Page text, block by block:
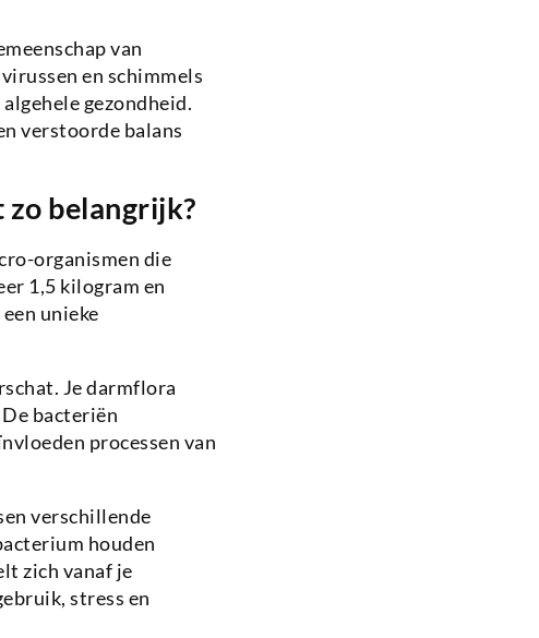
van
en schimmels
gezondheid.
verstoorde balans
belangrijk?
organismen die
1,5 kilogram en
unieke
Je darmflora
bacteriën
processen van
verschillende
houden
zich vanaf je
stress en